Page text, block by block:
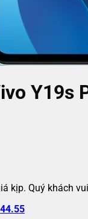
Y19s
kịp. Quý khách